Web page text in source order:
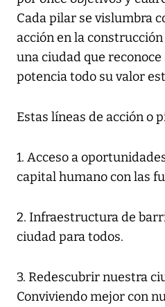
Cada pilar se vislumbra
acción en la
una ciudad que
potencia todo su valor
Estas líneas de acción o
1. Acceso a
capital humano con las
2. Infraestructura de
ciudad para todos.
3. Redescubrir nuestra
Conviviendo mejor con